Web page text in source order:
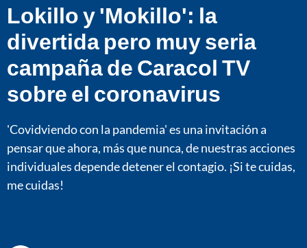
Lokillo y 'Mokillo': la
divertida pero muy seria
campaña de Caracol TV
sobre el coronavirus
'Covidviendo con la pandemia' es una invitación a
pensar que ahora, más que nunca, de nuestras acciones
individuales depende detener el contagio. ¡Si te cuidas,
me cuidas!